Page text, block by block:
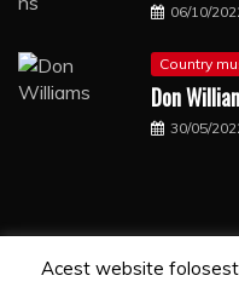
06/10/
Country
Don
30/05/
Acest website